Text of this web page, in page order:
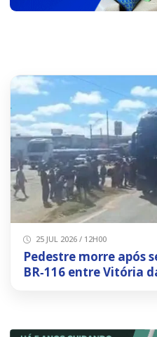
25 JUL 2026 / 12H00
Pedestre morre após
BR‑116 entre Vitória